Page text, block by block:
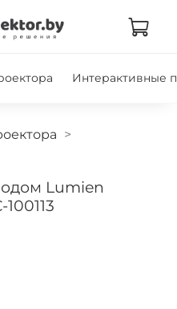
Интерактивные
Lumien